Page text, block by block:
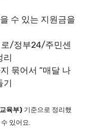
수 있는 지원금을
/정부24/주민센
리
묶어서 “매달 나
기
육부) 기준으로 정리했
있어요.